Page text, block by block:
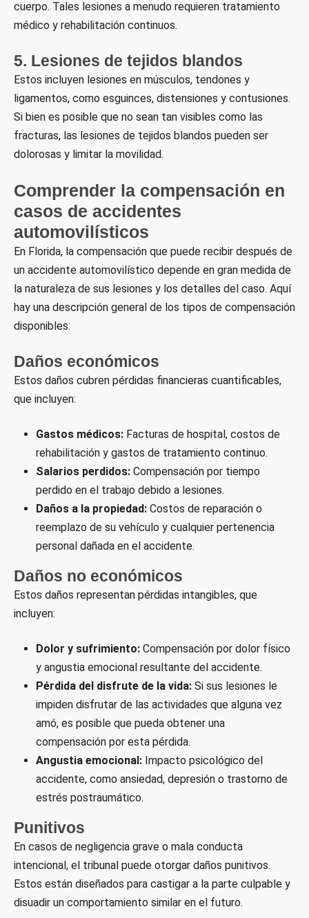
cuerpo. Tales lesiones a menudo requieren tratamiento
médico y rehabilitación continuos.
5. Lesiones de tejidos blandos
Estos incluyen lesiones en músculos, tendones y
ligamentos, como esguinces, distensiones y contusiones.
Si bien es posible que no sean tan visibles como las
fracturas, las lesiones de tejidos blandos pueden ser
dolorosas y limitar la movilidad.
Comprender la compensación en
casos de accidentes
automovilísticos
En Florida, la compensación que puede recibir después de
un accidente automovilístico depende en gran medida de
la naturaleza de sus lesiones y los detalles del caso. Aquí
hay una descripción general de los tipos de compensación
disponibles:
Daños económicos
Estos daños cubren pérdidas financieras cuantificables,
que incluyen:
Gastos médicos: Facturas de hospital, costos de
rehabilitación y gastos de tratamiento continuo.
Salarios perdidos: Compensación por tiempo
perdido en el trabajo debido a lesiones.
Daños a la propiedad: Costos de reparación o
reemplazo de su vehículo y cualquier pertenencia
personal dañada en el accidente.
Daños no económicos
Estos daños representan pérdidas intangibles, que
incluyen:
Dolor y sufrimiento: Compensación por dolor físico
y angustia emocional resultante del accidente.
Pérdida del disfrute de la vida: Si sus lesiones le
impiden disfrutar de las actividades que alguna vez
amó, es posible que pueda obtener una
compensación por esta pérdida.
Angustia emocional: Impacto psicológico del
accidente, como ansiedad, depresión o trastorno de
estrés postraumático.
Punitivos
En casos de negligencia grave o mala conducta
intencional, el tribunal puede otorgar daños punitivos.
Estos están diseñados para castigar a la parte culpable y
disuadir un comportamiento similar en el futuro.